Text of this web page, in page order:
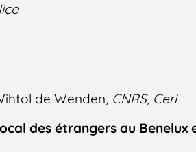
de Wenden, CNRS, Ceri
des étrangers au Benelux